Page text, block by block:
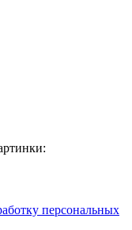
персональных